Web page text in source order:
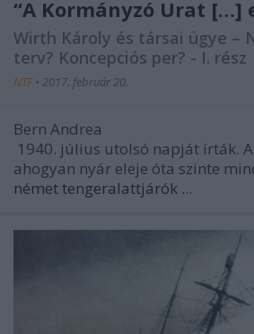
“A Kormányzó Urat […]
Wirth Károly és társai ügye –
terv? Koncepciós per? - I. rész
NTF • 2017. február 20.
Bern Andrea
1940. július utolsó napját írták.
ahogyan nyár eleje óta szinte
német tengeralattjárók ...